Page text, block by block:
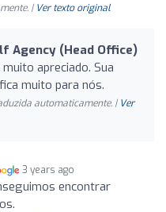
| Ver texto original
Agency (Head Office)
apreciado. Sua
muito para nós.
automaticamente. | Ver
3 years ago
encontrar